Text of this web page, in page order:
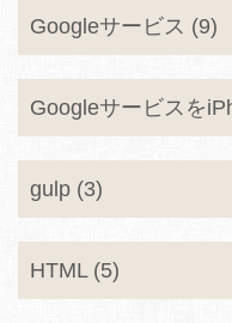
Googleサービス (9)
Googleサービスを
gulp (3)
HTML (5)